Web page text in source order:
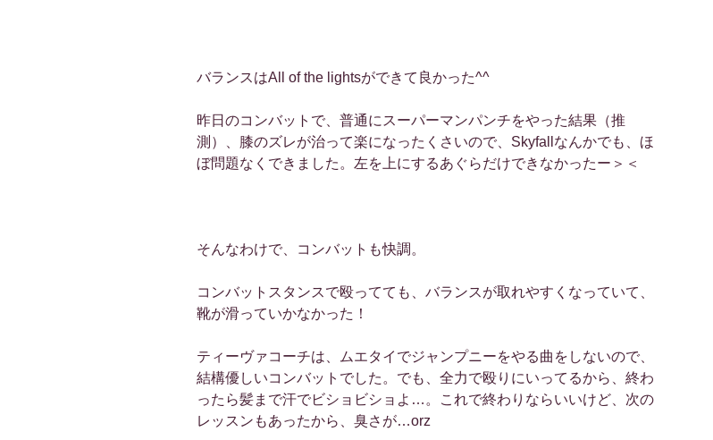
バランスはAll of the lightsができて良かった^^
昨日のコンバットで、普通にスーパーマンパンチをやった結果（推
測）、膝のズレが治って楽になったくさいので、Skyfallなんかでも、ほ
ぼ問題なくできました。左を上にするあぐらだけできなかったー＞＜
そんなわけで、コンバットも快調。
コンバットスタンスで殴ってても、バランスが取れやすくなっていて、
靴が滑っていかなかった！
ティーヴァコーチは、ムエタイでジャンプニーをやる曲をしないので、
結構優しいコンバットでした。でも、全力で殴りにいってるから、終わ
ったら髪まで汗でビショビショよ…。これで終わりならいいけど、次の
レッスンもあったから、臭さが…orz